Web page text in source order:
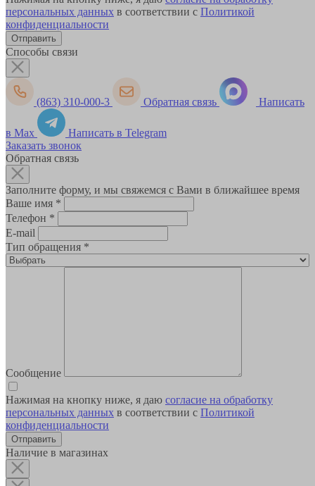
персональных данных в соответствии с Политикой
конфиденциальности
Способы связи
(863) 310-000-3 Обратная связь Написать
в Max
Написать в Telegram
Заказать звонок
Обратная связь
Заполните форму, и мы свяжемся с Вами в ближайшее время
Ваше имя *
Телефон *
E-mail
Тип обращения *
Сообщение
Нажимая на кнопку ниже, я даю согласие на обработку
персональных данных в соответствии с Политикой
конфиденциальности
Наличие в магазинах